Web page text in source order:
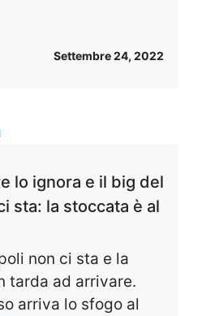
Settembre 24, 2022
lo ignora e il big del
sta: la stoccata è al
non ci sta e la
tarda ad arrivare.
arriva lo sfogo al